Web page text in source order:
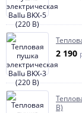
2 190
В)